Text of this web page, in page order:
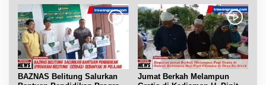
BAZNAS Belitung Salurkan
Jumat Berkah Melampun